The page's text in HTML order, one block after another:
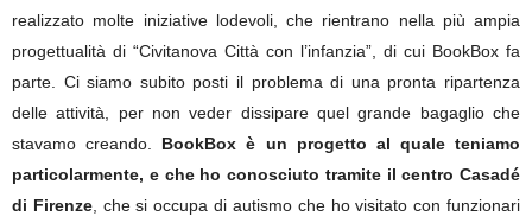
realizzato molte iniziative lodevoli, che rientrano nella più ampia
progettualità di “Civitanova Città con l’infanzia”, di cui BookBox fa
parte. Ci siamo subito posti il problema di una pronta ripartenza
delle attività, per non veder dissipare quel grande bagaglio che
stavamo creando. BookBox è un progetto al quale teniamo
particolarmente, e che ho conosciuto tramite il centro Casadé
di Firenze, che si occupa di autismo che ho visitato con funzionari